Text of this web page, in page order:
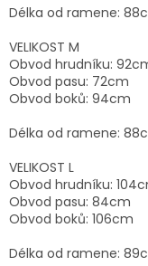
Délka od ramene:
VELIKOST M
Obvod hrudníku:
Obvod pasu: 72cm
Obvod boků: 94cm
Délka od ramene:
VELIKOST L
Obvod hrudníku:
Obvod pasu: 84cm
Obvod boků: 106cm
Délka od ramene: